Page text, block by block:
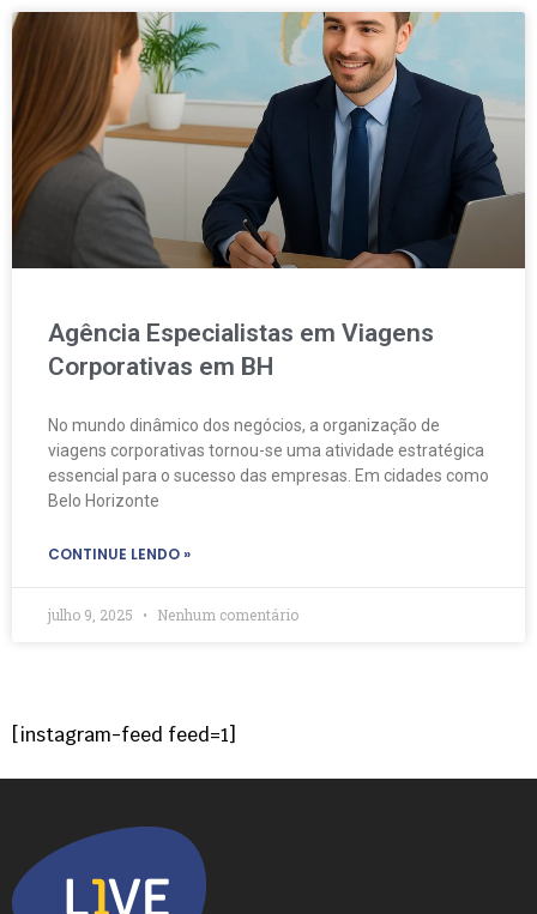
Agência Especialistas em Viagens
Corporativas em BH
No mundo dinâmico dos negócios, a organização de
viagens corporativas tornou-se uma atividade estratégica
essencial para o sucesso das empresas. Em cidades como
Belo Horizonte
CONTINUE LENDO »
julho 9, 2025 Nenhum comentário
[instagram-feed feed=1]